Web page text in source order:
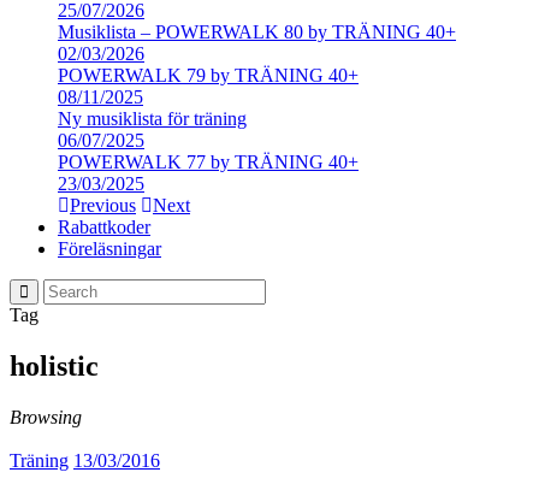
25/07/2026
Musiklista – POWERWALK 80 by TRÄNING 40+
02/03/2026
POWERWALK 79 by TRÄNING 40+
08/11/2025
Ny musiklista för träning
06/07/2025
POWERWALK 77 by TRÄNING 40+
23/03/2025
Previous
Next
Rabattkoder
Föreläsningar
Tag
holistic
Browsing
Träning 13/03/2016